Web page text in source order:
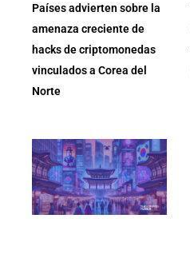
Países advierten sobre la
amenaza creciente de
hacks de criptomonedas
vinculados a Corea del
Norte